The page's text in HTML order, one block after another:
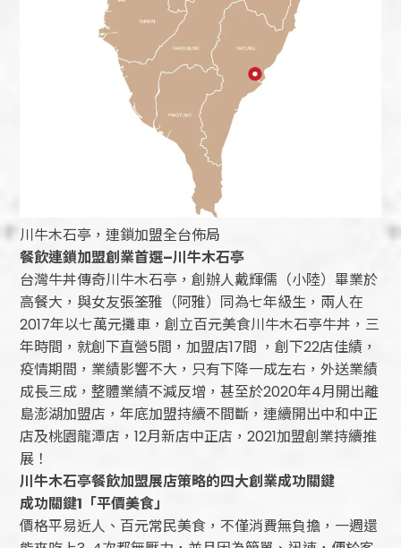
川牛木石亭，連鎖加盟全台佈局
餐飲連鎖加盟創業首選–川牛木石亭
台灣牛丼傳奇川牛木石亭，創辦人戴輝儒（小陸）畢業於
高餐大，與女友張筌雅（阿雅）同為七年級生，兩人在
2017年以七萬元攤車，創立百元美食川牛木石亭牛丼，三
年時間，就創下直營5間，加盟店17間 ，創下22店佳績，
疫情期間，業績影響不大，只有下降一成左右，外送業績
成長三成，整體業績不減反增，甚至於2020年4月開出離
島澎湖加盟店，年底加盟持續不間斷，連續開出中和中正
店及桃園龍潭店，12月新店中正店，2021加盟創業持續推
展！
川牛木石亭餐飲加盟展店策略的四大創業成功關鍵
成功關鍵1 「平價美食」
價格平易近人、百元常民美食，不僅消費無負擔，一週還